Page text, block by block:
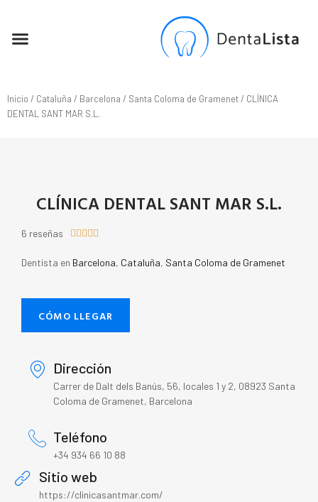
Inicio / Cataluña / Barcelona / Santa Coloma de Gramenet/ CLÍNICA
DENTAL SANT MAR S.L.
CLÍNICA DENTAL SANT MAR S.L.
6 reseñas     
Dentista en Barcelona, Cataluña, Santa Coloma de Gramenet
CÓMO LLEGAR
Dirección
Carrer de Dalt dels Banús, 56, locales 1 y 2, 08923 Santa
Coloma de Gramenet, Barcelona
Teléfono
+34 934 66 10 88
Sitio web
https://clinicasantmar.com/